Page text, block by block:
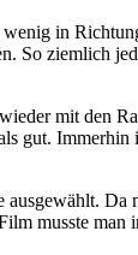
in
ziemlich
mit den
gut.
musste